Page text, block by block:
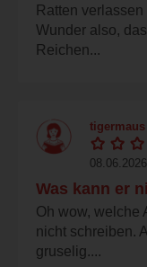
Ratten
Wunder also,
Reichen...
tigermaus
Was kann er
Oh wow, welche
nicht schreiben.
gruselig....